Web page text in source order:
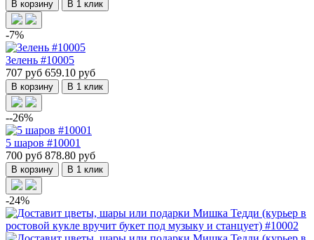
В корзину В 1 клик
-7%
Зелень #10005
707 руб 659.10 руб
В корзину В 1 клик
--26%
5 шаров #10001
700 руб 878.80 руб
В корзину В 1 клик
-24%